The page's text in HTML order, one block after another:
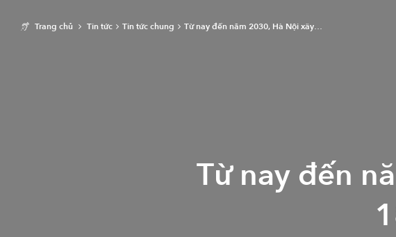
Từ nay đến
Trang chủ Tin tức Tin tức chung Từ nay đến năm 2030, Hà Nội xây…